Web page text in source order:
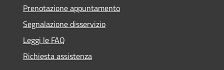
Prenotazione appuntamento
Segnalazione disservizio
Leggi le FAQ
Richiesta assistenza